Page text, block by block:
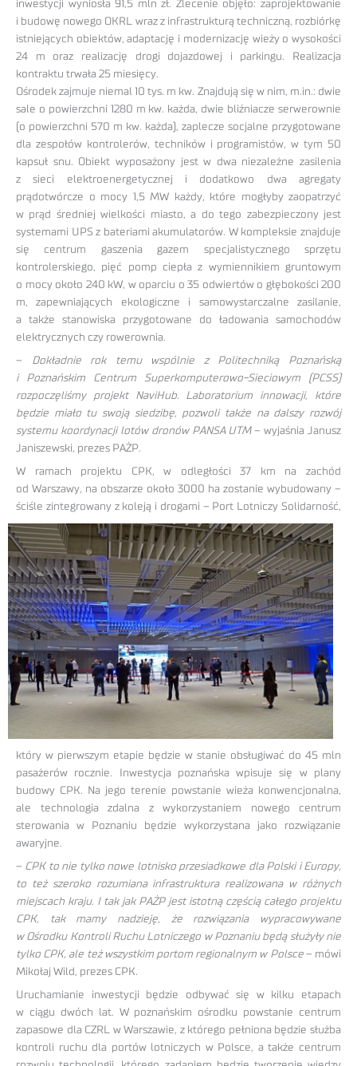
inwestycji wyniosła 91,5 mln zł. Zlecenie objęło: zaprojektowanie
i budowę nowego OKRL wraz z infrastrukturą techniczną, rozbiórkę
istniejących obiektów, adaptację i modernizację wieży o wysokości
24 m oraz realizację drogi dojazdowej i parkingu. Realizacja
kontraktu trwała 25 miesięcy.
Ośrodek zajmuje niemal 10 tys. m kw. Znajdują się w nim, m.in.: dwie
sale o powierzchni 1280 m kw. każda, dwie bliźniacze serwerownie
(o powierzchni 570 m kw. każda), zaplecze socjalne przygotowane
dla zespołów kontrolerów, techników i programistów, w tym 50
kapsuł snu. Obiekt wyposażony jest w dwa niezależne zasilenia
z sieci elektroenergetycznej i dodatkowo dwa agregaty
prądotwórcze o mocy 1,5 MW każdy, które mogłyby zaopatrzyć
w prąd średniej wielkości miasto, a do tego zabezpieczony jest
systemami UPS z bateriami akumulatorów. W kompleksie znajduje
się centrum gaszenia gazem specjalistycznego sprzętu
kontrolerskiego, pięć pomp ciepła z wymiennikiem gruntowym
o mocy około 240 kW, w oparciu o 35 odwiertów o głębokości 200
m, zapewniających ekologiczne i samowystarczalne zasilanie,
a także stanowiska przygotowane do ładowania samochodów
elektrycznych czy rowerownia.
–
Dokładnie rok temu wspólnie z Politechniką Poznańską
i Poznańskim Centrum Superkomputerowo-Sieciowym (PCSS)
rozpoczęliśmy projekt NaviHub. Laboratorium innowacji, które
będzie miało tu swoją siedzibę, pozwoli także na dalszy rozwój
systemu koordynacji lotów dronów PANSA UTM– wyjaśnia Janusz
Janiszewski, prezes PAŻP.
W ramach projektu CPK, w odległości 37 km na zachód
od Warszawy, na obszarze około 3000 ha zostanie wybudowany –
ściśle zintegrowany z koleją i drogami – Port Lotniczy Solidarność,
który w pierwszym etapie będzie w stanie obsługiwać do 45 mln
pasażerów rocznie. Inwestycja poznańska wpisuje się w plany
budowy CPK. Na jego terenie powstanie wieża konwencjonalna,
ale technologia zdalna z wykorzystaniem nowego centrum
sterowania w Poznaniu będzie wykorzystana jako rozwiązanie
awaryjne.
– CPK to nie tylko nowe lotnisko przesiadkowe dla Polski i Europy,
to też szeroko rozumiana infrastruktura realizowana w różnych
miejscach kraju. I tak jak PAŻP jest istotną częścią całego projektu
CPK, tak mamy nadzieję, że rozwiązania wypracowywane
w Ośrodku Kontroli Ruchu Lotniczego w Poznaniu będą służyły nie
tylko CPK, ale też wszystkim portom regionalnym w Polsce– mówi
Mikołaj Wild, prezes CPK.
Uruchamianie inwestycji będzie odbywać się w kilku etapach
w ciągu dwóch lat. W poznańskim ośrodku powstanie centrum
zapasowe dla CZRL w Warszawie, z którego pełniona będzie służba
kontroli ruchu dla portów lotniczych w Polsce, a także centrum